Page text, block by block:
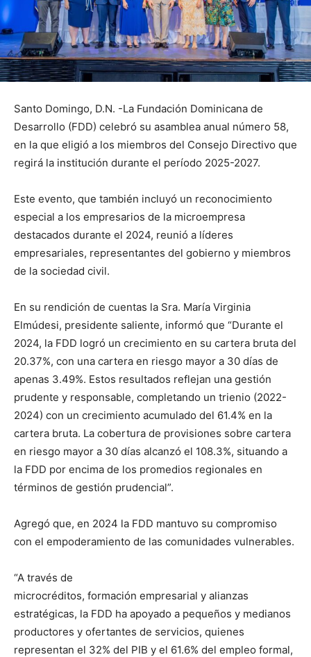
Santo Domingo, D.N. -La Fundación Dominicana de
Desarrollo (FDD) celebró su asamblea anual número 58,
en la que eligió a los miembros del Consejo Directivo que
regirá la institución durante el período 2025-2027.
Este evento, que también incluyó un reconocimiento
especial a los empresarios de la microempresa
destacados durante el 2024, reunió a líderes
empresariales, representantes del gobierno y miembros
de la sociedad civil.
En su rendición de cuentas la Sra. María Virginia
Elmúdesi, presidente saliente, informó que “Durante el
2024, la FDD logró un crecimiento en su cartera bruta del
20.37%, con una cartera en riesgo mayor a 30 días de
apenas 3.49%. Estos resultados reflejan una gestión
prudente y responsable, completando un trienio (2022-
2024) con un crecimiento acumulado del 61.4% en la
cartera bruta. La cobertura de provisiones sobre cartera
en riesgo mayor a 30 días alcanzó el 108.3%, situando a
la FDD por encima de los promedios regionales en
términos de gestión prudencial”.
Agregó que, en 2024 la FDD mantuvo su compromiso
con el empoderamiento de las comunidades vulnerables.
“A través de
microcréditos, formación empresarial y alianzas
estratégicas, la FDD ha apoyado a pequeños y medianos
productores y ofertantes de servicios, quienes
representan el 32% del PIB y el 61.6% del empleo formal,